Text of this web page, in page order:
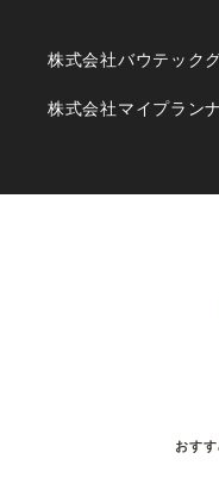
株式会社バウテック
株式会社マイプラン
おす